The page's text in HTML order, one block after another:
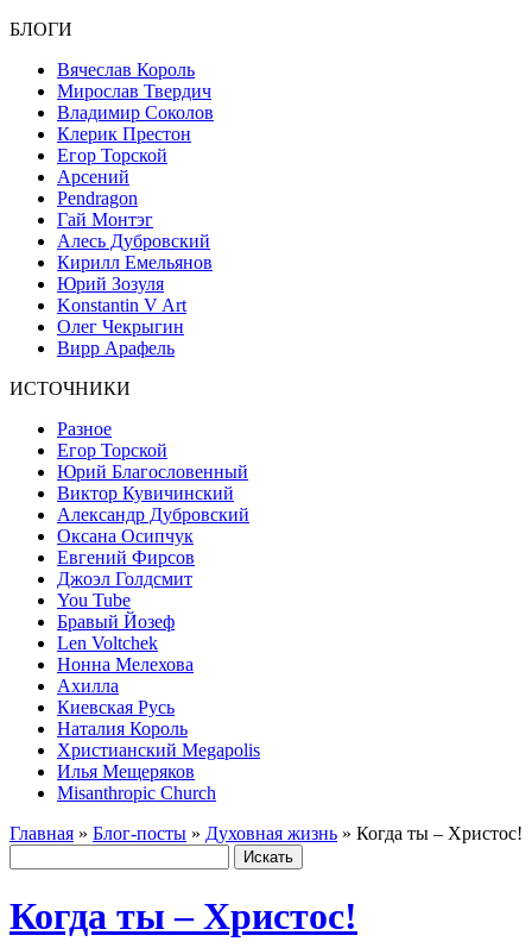
БЛОГИ
Вячеслав Король
Мирослав Твердич
Владимир Соколов
Клерик Престон
Егор Topской
Арсений
Pendragon
Гай Монтэг
Алесь Дубровский
Кирилл Емельянов
Юрий Зозуля
Konstantin V Art
Олег Чекрыгин
Вирр Арафель
ИСТОЧНИКИ
Разное
Егор Торской
Юрий Благословенный
Виктор Кувичинский
Александр Дубровский
Оксана Осипчук
Евгений Фирсов
Джоэл Голдсмит
You Tube
Бравый Йозеф
Len Voltchek
Нонна Мелехова
Ахилла
Киевская Русь
Наталия Король
Христианский Megapolis
Илья Мещеряков
Misanthropic Church
Главная » Блог-посты » Духовная жизнь » Когда ты – Христос!
Когда ты – Христос!